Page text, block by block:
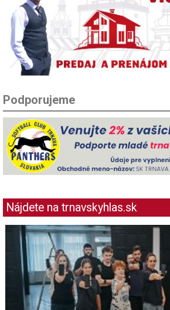
Podporujeme
Nájdete na trnavskyhlas.sk